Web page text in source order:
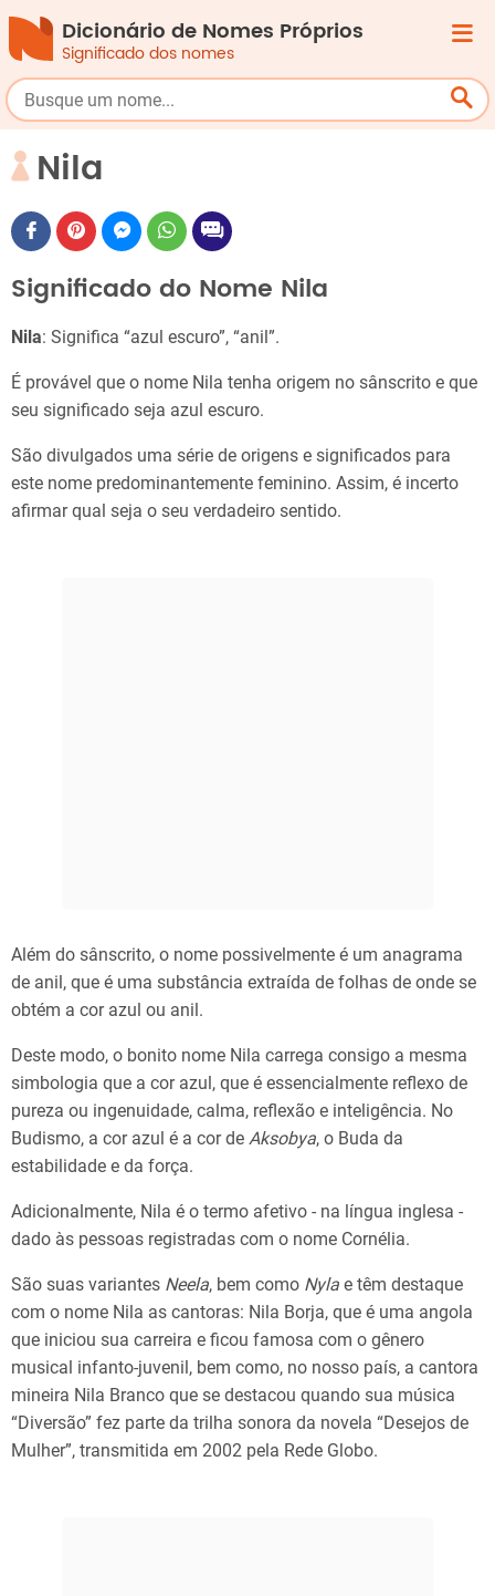
Dicionário de Nomes Próprios
Significado dos nomes
Nila
Significado do Nome Nila
Nila: Significa “azul escuro”, “anil”.
É provável que o nome Nila tenha origem no sânscrito e que
seu significado seja azul escuro.
São divulgados uma série de origens e significados para
este nome predominantemente feminino. Assim, é incerto
afirmar qual seja o seu verdadeiro sentido.
Além do sânscrito, o nome possivelmente é um anagrama
de anil, que é uma substância extraída de folhas de onde se
obtém a cor azul ou anil.
Deste modo, o bonito nome Nila carrega consigo a mesma
simbologia que a cor azul, que é essencialmente reflexo de
pureza ou ingenuidade, calma, reflexão e inteligência. No
Budismo, a cor azul é a cor de Aksobya, o Buda da
estabilidade e da força.
Adicionalmente, Nila é o termo afetivo - na língua inglesa -
dado às pessoas registradas com o nome Cornélia.
São suas variantes Neela, bem como Nyla e têm destaque
com o nome Nila as cantoras: Nila Borja, que é uma angola
que iniciou sua carreira e ficou famosa com o gênero
musical infanto-juvenil, bem como, no nosso país, a cantora
mineira Nila Branco que se destacou quando sua música
“Diversão” fez parte da trilha sonora da novela “Desejos de
Mulher”, transmitida em 2002 pela Rede Globo.